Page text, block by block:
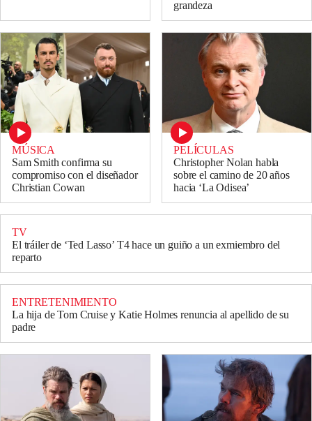
grandeza
MÚSICA
Sam Smith confirma su
compromiso con el diseñador
Christian Cowan
PELÍCULAS
Christopher Nolan habla
sobre el camino de 20 años
hacia ‘La Odisea’
TV
El tráiler de ‘Ted Lasso’ T4 hace un guiño a un exmiembro del
reparto
ENTRETENIMIENTO
La hija de Tom Cruise y Katie Holmes renuncia al apellido de su
padre